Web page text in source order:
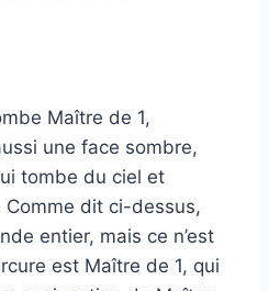
Maître de 1,
une face sombre,
tombe du ciel et
dit ci-dessus,
entier, mais ce n’est
est Maître de 1, qui